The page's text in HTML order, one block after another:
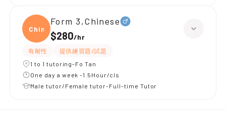
Chine
Form 3,Chinese
$280/hr
有耐性
提供練習題/試題
1 to 1 tutoring-Fo Tan
One day a week -1.5Hour/cls
Male tutor/Female tutor-Full-time Tutor